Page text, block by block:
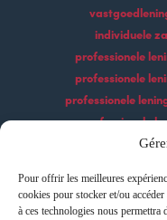
Pour offrir les meilleures
cookies pour stocker et/ou
à ces technologies nous permettra
individuele
professionele
professionele
professionele
professionele
professionele
technologische